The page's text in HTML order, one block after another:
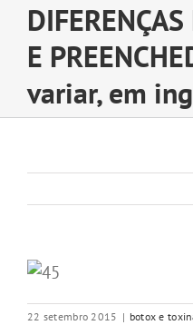
E
variar, em
22 setembro 2015 | botox e